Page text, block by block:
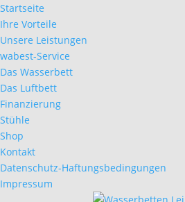
Startseite
Ihre Vorteile
Unsere Leistungen
wabest-Service
Das Wasserbett
Das Luftbett
Finanzierung
Stühle
Shop
Kontakt
Datenschutz-Haftungsbedingungen
Impressum